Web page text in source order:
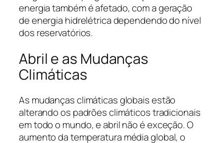
energia também é afetado, com a geração
de energia hidrelétrica dependendo do nível
dos reservatórios.
Abril e as Mudanças
Climáticas
As mudanças climáticas globais estão
alterando os padrões climáticos tradicionais
em todo o mundo, e abril não é exceção. O
aumento da temperatura média global, o